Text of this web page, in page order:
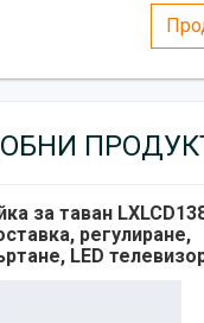
за таван
регулиране,
LED